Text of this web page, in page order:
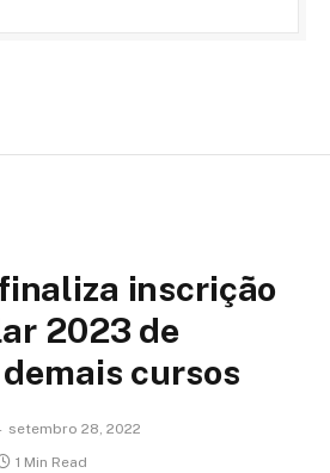
inscrição
2023 de
cursos
setembro 28, 2022
1 Min Read